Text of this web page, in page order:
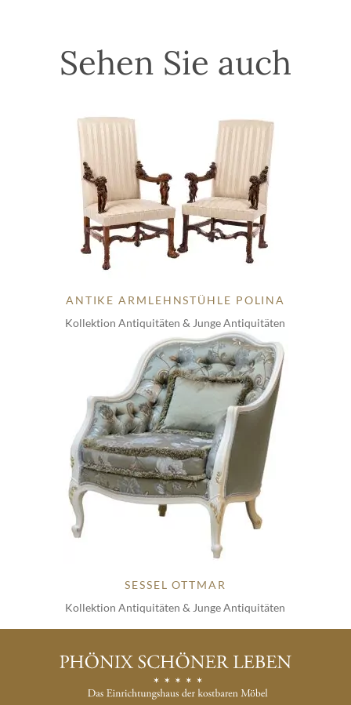
Sehen Sie auch
ANTIKE ARMLEHNSTÜHLE POLINA
Kollektion Antiquitäten & Junge Antiquitäten
SESSEL OTTMAR
Kollektion Antiquitäten & Junge Antiquitäten